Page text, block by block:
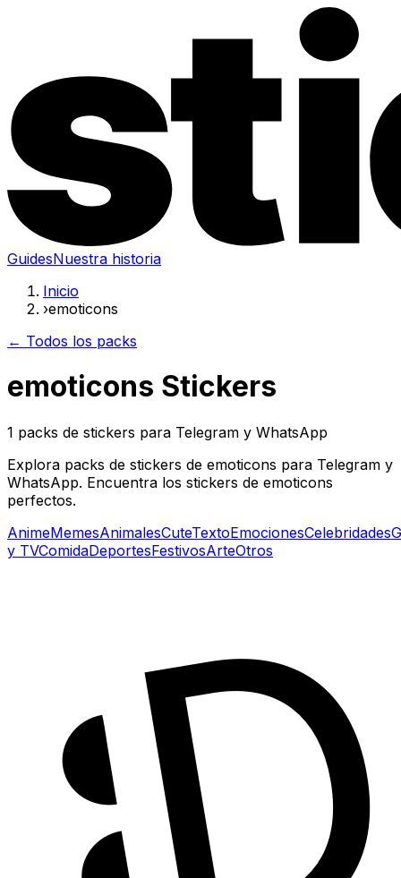
GuidesNuestra historia
Inicio
›emoticons
← Todos los packs
emoticons Stickers
1 packs de stickers para Telegram y WhatsApp
Explora packs de stickers de emoticons para Telegram y
WhatsApp. Encuentra los stickers de emoticons
perfectos.
AnimeMemesAnimalesCuteTextoEmocionesCelebridades
y TVComidaDeportesFestivosArteOtros